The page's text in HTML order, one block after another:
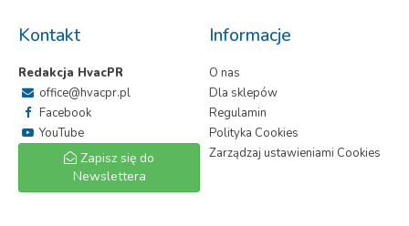
Kontakt
Redakcja HvacPR
office@hvacpr.pl
Facebook
YouTube
Zapisz się do
Newslettera
Informacje
O nas
Dla sklepów
Regulamin
Polityka Cookies
Zarządzaj ustawieniami Cookies